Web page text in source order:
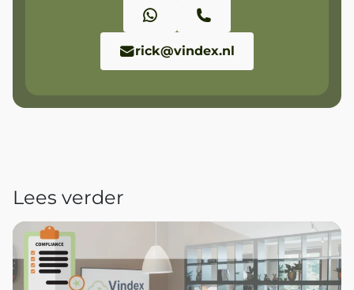
rick@vindex.nl
Lees verder